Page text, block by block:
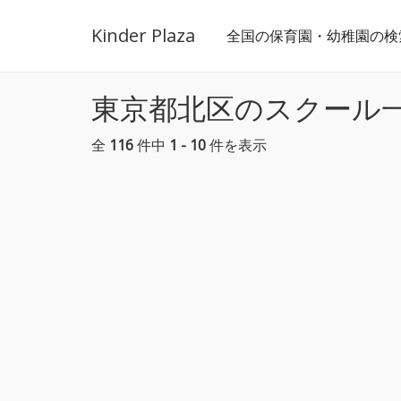
Kinder Plaza 全国の保育園・幼稚園の検
東京都北区のスクール
全 116件中 1 - 10件を表示